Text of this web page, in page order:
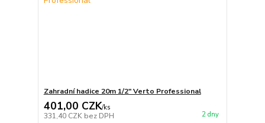
Zahradní hadice 20m 1/2" Verto Professional
401,00 CZK/ks
331,40 CZK bez DPH 2 dny